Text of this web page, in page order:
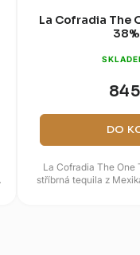
La Cofradia The
DO
La Cofradia The One
stříbrná tequila z